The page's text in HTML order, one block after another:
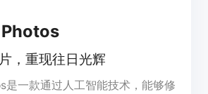
，重现往日光辉
是一款通过人工智能技术，能够修